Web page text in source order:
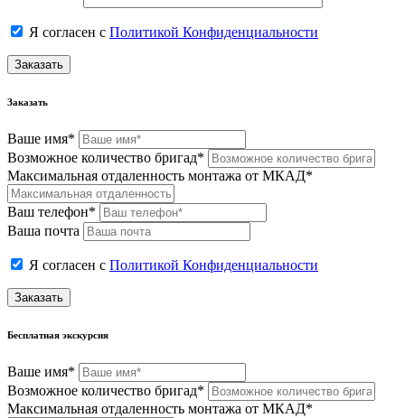
Я согласен с Политикой Конфиденциальности
Заказать
Заказать
Ваше имя*
Возможное количество бригад*
Максимальная отдаленность монтажа от МКАД*
Ваш телефон*
Ваша почта
Я согласен с Политикой Конфиденциальности
Заказать
Бесплатная экскурсия
Ваше имя*
Возможное количество бригад*
Максимальная отдаленность монтажа от МКАД*